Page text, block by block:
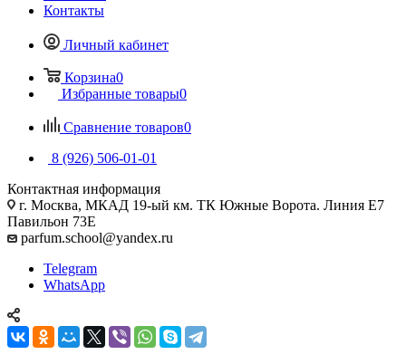
Контакты
Личный кабинет
Корзина0
Избранные товары0
Сравнение товаров0
8 (926) 506-01-01
Контактная информация
г. Москва, МКАД 19-ый км. ТК Южные Ворота. Линия Е7
Павильон 73Е
parfum.school@yandex.ru
Telegram
WhatsApp